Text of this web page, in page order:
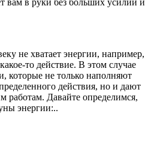
вам в руки без больших усилий и
не хватает энергии, например,
то действие. В этом случае
которые не только наполняют
действия, но и дают
работам. Давайте определимся,
энергии:..